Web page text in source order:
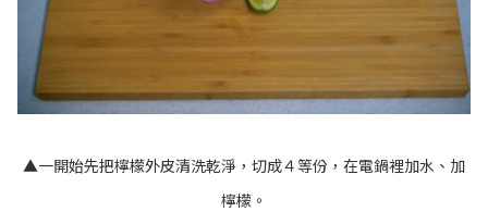
▲一開始先把檸檬外皮清洗乾淨，切成４等份，在電鍋裡加水、加
檸檬。